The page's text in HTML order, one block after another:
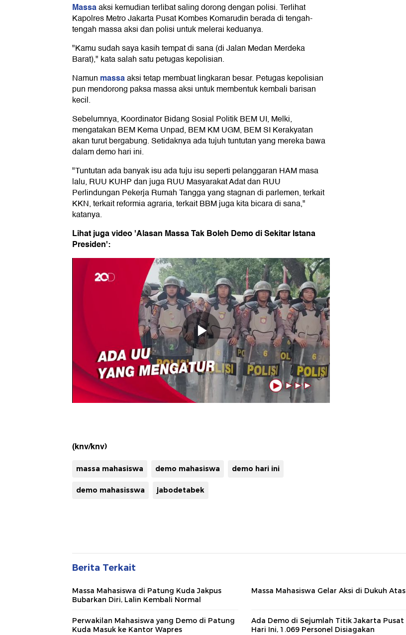
Massaaksi kemudian terlibat saling dorong dengan polisi. Terlihat
Kapolres Metro Jakarta Pusat Kombes Komarudin berada di tengah-
tengah massa aksi dan polisi untuk melerai keduanya.
"Kamu sudah saya kasih tempat di sana (di Jalan Medan Merdeka
Barat)," kata salah satu petugas kepolisian.
Namun massaaksi tetap membuat lingkaran besar. Petugas kepolisian
pun mendorong paksa massa aksi untuk membentuk kembali barisan
kecil.
Sebelumnya, Koordinator Bidang Sosial Politik BEM UI, Melki,
mengatakan BEM Kema Unpad, BEM KM UGM, BEM SI Kerakyatan
akan turut bergabung. Setidaknya ada tujuh tuntutan yang mereka bawa
dalam demo hari ini.
"Tuntutan ada banyak isu ada tuju isu seperti pelanggaran HAM masa
lalu, RUU KUHP dan juga RUU Masyarakat Adat dan RUU
Perlindungan Pekerja Rumah Tangga yang stagnan di parlemen, terkait
KKN, terkait reformia agraria, terkait BBM juga kita bicara di sana,"
katanya.
Lihat juga video 'Alasan Massa Tak Boleh Demo di Sekitar Istana
Presiden':
(knv/knv)
massa mahasiswa demo mahasiswa demo hari ini
demo mahasisswa jabodetabek
Berita Terkait
Massa Mahasiswa di Patung Kuda Jakpus
Bubarkan Diri, Lalin Kembali Normal
Massa Mahasiswa Gelar Aksi di Dukuh Atas
Perwakilan Mahasiswa yang Demo di Patung
Kuda Masuk ke Kantor Wapres
Ada Demo di Sejumlah Titik Jakarta Pusat
Hari Ini, 1.069 Personel Disiagakan